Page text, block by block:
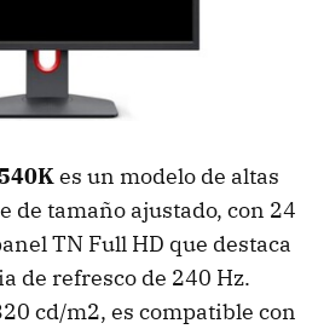
es un modelo de altas
de tamaño ajustado, con 24
TN Full HD que destaca
de refresco de 240 Hz.
cd/m2, es compatible con